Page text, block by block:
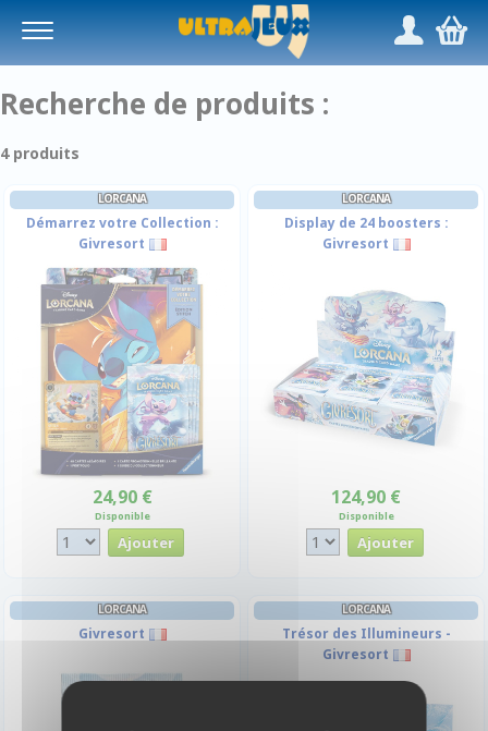
/,
Recherche de produits :
4 produits
LORCANA
Démarrez votre Collection :
Givresort
24,90 €
Disponible
LORCANA
Display de 24 boosters :
Givresort
124,90 €
Disponible
LORCANA
Givresort
LORCANA
Trésor des Illumineurs -
Givresort